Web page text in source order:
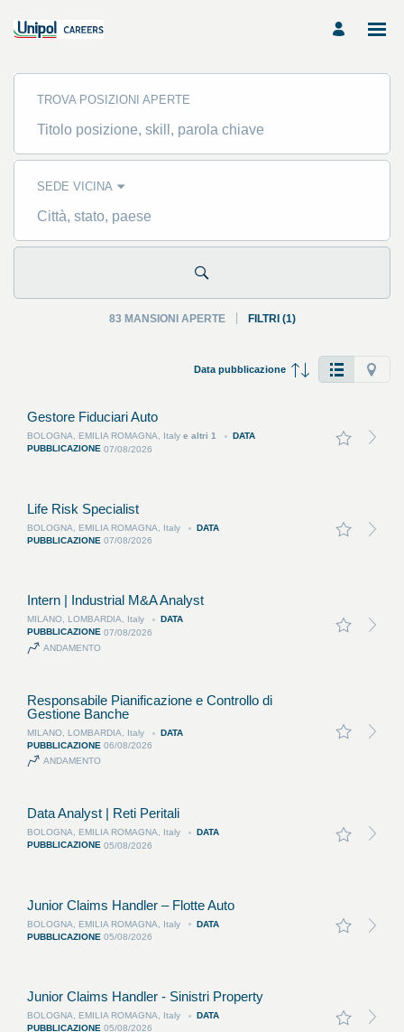
Ricerca
TROVA POSIZIONI APERTE
Titolo
skill,
chiave
SEDE VICINA
Città,
paese
83 MANSIONI APERTE FILTRI (1)
Data pubblicazione
Fare
clic
visualizzare
Utilizzare
una
tastiera
assistiva.
Gestore Fiduciari Auto
BOLOGNA, EMILIA ROMAGNA, Italy e altri 1
DATA
PUBBLICAZIONE 07/08/2026
Life Risk Specialist
BOLOGNA, EMILIA ROMAGNA, Italy
DATA
PUBBLICAZIONE 07/08/2026
Intern | Industrial M&A Analyst
MILANO, LOMBARDIA, Italy
DATA
PUBBLICAZIONE 07/08/2026
ANDAMENTO
Responsabile Pianificazione e Controllo di
Gestione Banche
MILANO, LOMBARDIA, Italy
DATA
PUBBLICAZIONE 06/08/2026
ANDAMENTO
Data Analyst | Reti Peritali
BOLOGNA, EMILIA ROMAGNA, Italy
DATA
PUBBLICAZIONE 05/08/2026
Junior Claims Handler – Flotte Auto
BOLOGNA, EMILIA ROMAGNA, Italy
DATA
PUBBLICAZIONE 05/08/2026
Junior Claims Handler - Sinistri Property
BOLOGNA, EMILIA ROMAGNA, Italy
DATA
PUBBLICAZIONE 05/08/2026